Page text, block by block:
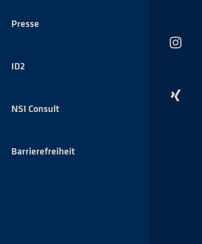
Presse
ID2
NSI Consult
Barrierefreiheit
Das
Das